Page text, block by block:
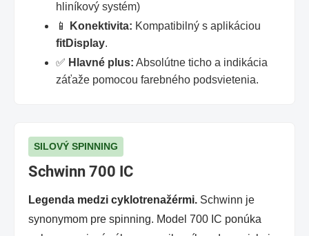
hliníkový systém)
📱
Konektivita: Kompatibilný s aplikáciou
fitDisplay.
✅ Hlavné plus: Absolútne ticho a indikácia
záťaže pomocou farebného podsvietenia.
SILOVÝ SPINNING
Schwinn 700 IC
Legenda medzi cyklotrenažérmi. Schwinn je
synonymom pre spinning. Model 700 IC ponúka